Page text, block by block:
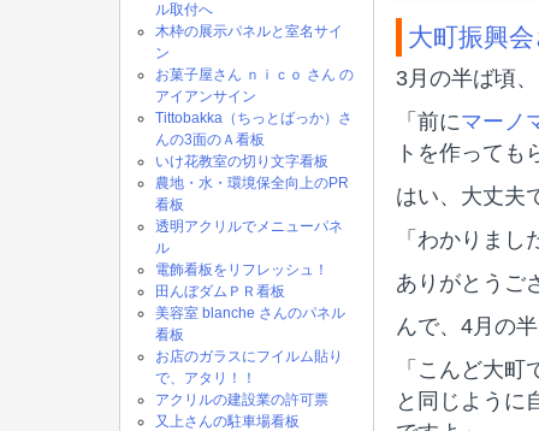
ル取付へ
木枠の展示パネルと室名サイ
ン
お菓子屋さん ｎｉｃｏ さん の
アイアンサイン
Tittobakka（ちっとばっか）さ
んの3面のＡ看板
いけ花教室の切り文字看板
農地・水・環境保全向上のPR
看板
透明アクリルでメニューパネ
ル
電飾看板をリフレッシュ！
田んぼダムＰＲ看板
美容室 blanche さんのパネル
看板
お店のガラスにフイルム貼り
で、アタリ！！
アクリルの建設業の許可票
又上さんの駐車場看板
大町振興
3月の半ば頃
「前にマーノ
トを作っても
はい、大丈夫
「わかりま
ありがとうご
んで、4月の
「こんど大
と同じように